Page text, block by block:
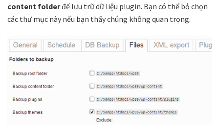
content folderđể lưu trữ dữ liệu plugin. Bạn có thể bỏ chọn
các thư mục này nếu bạn thấy chúng không quan trọng.